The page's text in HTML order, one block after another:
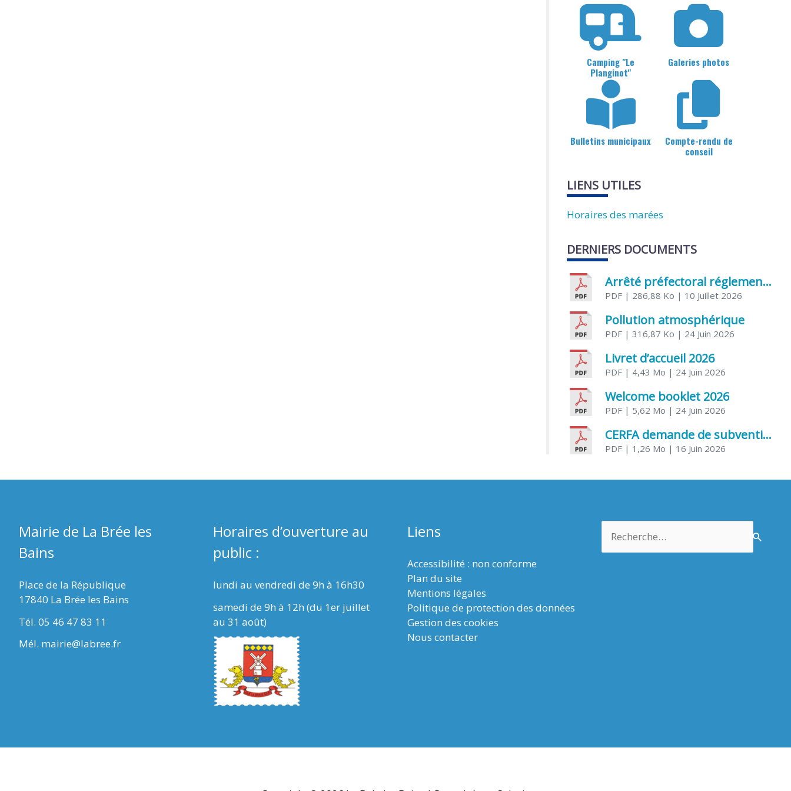
Camping "Le
Planginot"
Galeries photos
Bulletins municipaux
Compte-rendu de
conseil
LIENS UTILES
Horaires des marées
DERNIERS DOCUMENTS
Arrêté préfectoral réglementant l’usage de l’eau
PDF | 286,88 Ko | 10 Juillet 2026
Pollution atmosphérique
PDF | 316,87 Ko | 24 Juin 2026
Livret d’accueil 2026
PDF | 4,43 Mo | 24 Juin 2026
Welcome booklet 2026
PDF | 5,62 Mo | 24 Juin 2026
CERFA demande de subvention association
PDF | 1,26 Mo | 16 Juin 2026
Mairie de La Brée les
Bains
Place de la République
17840 La Brée les Bains
Tél. 05 46 47 83 11
Mél. mairie@labree.fr
Horaires d’ouverture au
public :
lundi au vendredi de 9h à 16h30
samedi de 9h à 12h (du 1er juillet
au 31 août)
Liens
Accessibilité : non conforme
Plan du site
Mentions légales
Politique de protection des données
Gestion des cookies
Nous contacter